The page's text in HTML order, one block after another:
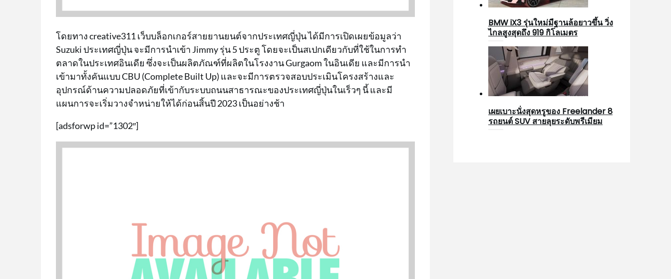
โดยทาง creative311 เว็บบล็อกเกอร์สายยานยนต์จากประเทศญี่ปุ่น ได้มีการเปิดเผยข้อมูลว่า
Suzuki ประเทศญี่ปุ่น จะมีการนำเข้า Jimmy รุ่น 5 ประตู โดยจะเป็นสเปกเดียวกับที่ใช้ในการทำ
ตลาดในประเทศอินเดีย ซึ่งจะเป็นผลิตภัณฑ์ที่ผลิตในโรงงาน Gurgaom ในอินเดีย และมีการนำ
เข้ามาทั้งคันแบบ CBU (Complete Built Up) และจะมีการตรวจสอบประเมินโครงสร้างและ
อุปกรณ์ด้านความปลอดภัยที่เข้ากับระบบถนนสาธารณะของประเทศญี่ปุ่นในเร็วๆ นี้ และมี
แผนการจะเริ่มวางจำหน่ายให้ได้ก่อนสิ้นปี 2023 เป็นอย่างช้า
[adsforwp id=”1302″]
BMW iX3 รุ่นใหม่มีฐานล้อยาวขึ้น วิ่ง
ไกลสูงสุดถึง 919 กิโลเมตร
เผยเบาะนั่งสุดหรูของ Freelander 8
รถยนต์ SUV สายลุยระดับพรีเมียม